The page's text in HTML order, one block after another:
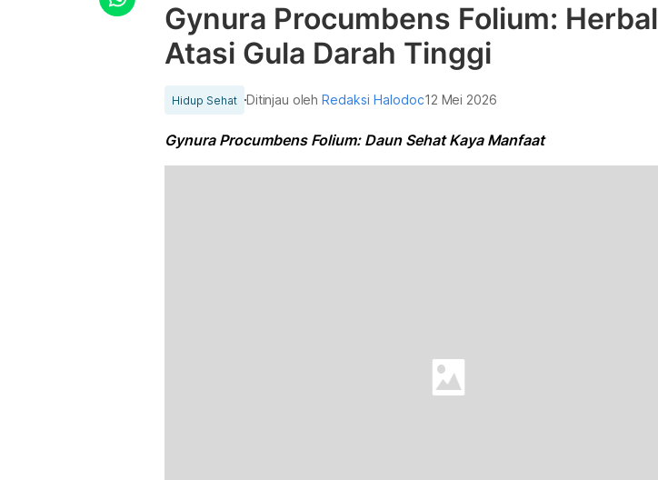
Gynura Procumbens Folium: Herbal
Atasi Gula Darah Tinggi
Hidup Sehat Ditinjau olehRedaksi Halodoc12 Mei 2026
Gynura Procumbens Folium: Daun Sehat Kaya Manfaat